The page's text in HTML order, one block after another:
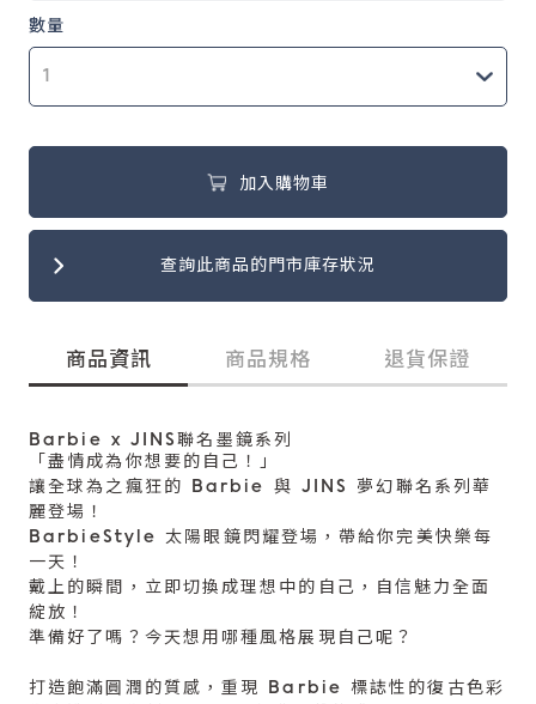
數量
加入購物車
查詢此商品的門市庫存狀況
商品資訊 商品規格 退貨保證
Barbie x JINS聯名墨鏡系列
「盡情成為你想要的自己！」
讓全球為之瘋狂的 Barbie 與 JINS 夢幻聯名系列華
麗登場！
BarbieStyle 太陽眼鏡閃耀登場，帶給你完美快樂每
一天！
戴上的瞬間，立即切換成理想中的自己，自信魅力全面
綻放！
準備好了嗎？今天想用哪種風格展現自己呢？
打造飽滿圓潤的質感，重現 Barbie 標誌性的復古色彩